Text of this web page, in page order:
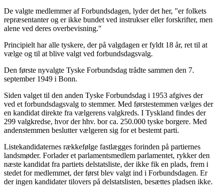
De valgte medlemmer af Forbundsdagen, lyder det her, "er folkets
repræsentanter og er ikke bundet ved instrukser eller forskrifter, men
alene ved deres overbevisning."
Principielt har alle tyskere, der på valgdagen er fyldt 18 år, ret til at
vælge og til at blive valgt ved forbundsdagsvalg.
Den første nyvalgte Tyske Forbundsdag trådte sammen den 7.
september 1949 i Bonn.
Siden valget til den anden Tyske Forbundsdag i 1953 afgives der
ved et forbundsdagsvalg to stemmer. Med førstestemmen vælges der
en kandidat direkte fra vælgerens valgkreds. I Tyskland findes der
299 valgkredse, hvor der hhv. bor ca. 250.000 tyske borgere. Med
andenstemmen beslutter vælgeren sig for et bestemt parti.
Listekandidaternes rækkefølge fastlægges forinden på partiernes
landsmøder. Forlader et parlamentsmedlem parlamentet, rykker den
næste kandidat fra partiets delstatsliste, der ikke fik en plads, frem i
stedet for medlemmet, der først blev valgt ind i Forbundsdagen. Er
der ingen kandidater tilovers på delstatslisten, besættes pladsen ikke.